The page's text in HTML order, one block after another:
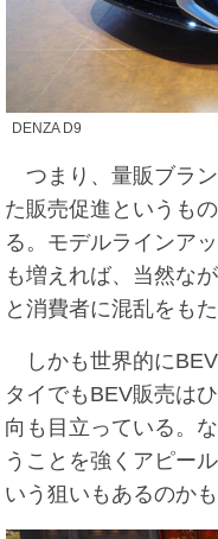
DENZA D9
つまり、量販ブラ
た販売促進というも
る。モデルラインア
も増えれば、当然な
と消費者に混乱をも
しかも世界的にBEV
タイでもBEV販売は
向も目立っている。
うことを強くアピー
いう狙いもあるのかも